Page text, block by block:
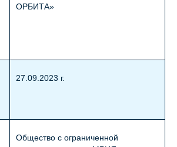
ОРБИТА»
27.09.2023 г.
Общество с ограниченной